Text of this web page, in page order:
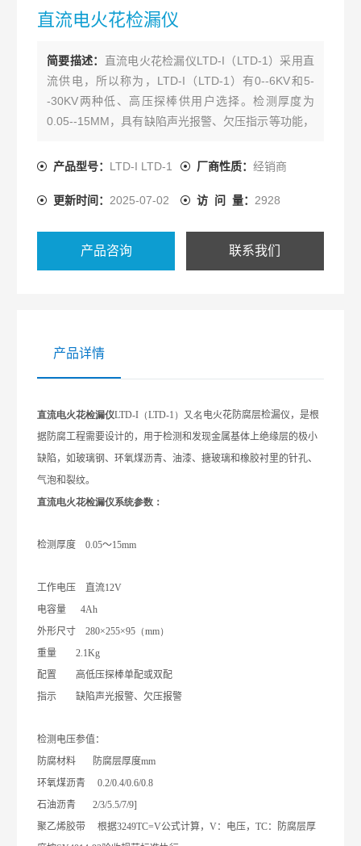
直流电火花检漏仪
简要描述： 直流电火花检漏仪LTD-I（LTD-1）采用直
流供电，所以称为，LTD-I（LTD-1）有0--6KV和5-
-30KV两种低、高压探棒供用户选择。检测厚度为
0.05--15MM，具有缺陷声光报警、欠压指示等功能，
产品型号： LTD-I LTD-1 厂商性质： 经销商
更新时间： 2025-07-02 访 问 量： 2928
产品咨询 联系我们
产品详情
直流电火花检漏仪LTD-I（LTD-1）又名 电火花防腐层检漏仪，是根
据防腐工程需要设计的，用于检测和发现金属基体上绝缘层的极小
缺陷，如玻璃钢、环氧煤沥青、油漆、搪玻璃和橡胶衬里的针孔、
气泡和裂纹。
直流电火花检漏仪系统参数：
检测厚度 0.05～15mm
工作电压 直流12V
电容量
4Ah
外形尺寸
280×255×95（mm）
重量
2.1Kg
配置
高低压探棒单配或双配
指示
缺陷声光报警、欠压报警
检测电压参值：
防腐材料
防腐层厚度mm
环氧煤沥青
0.2/0.4/0.6/0.8
石油沥青
2/3/5.5/7/9]
聚乙烯胶带
根据3249TC=V公式计算，V：电压，TC：防腐层厚